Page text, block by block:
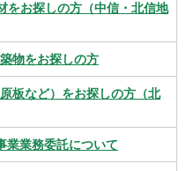
をお探しの方（中信・北信地
物をお探しの方
板など）をお探しの方（北
業業務委託について